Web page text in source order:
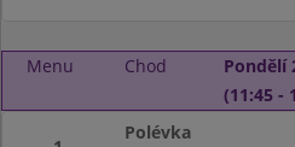
Menu Chod
Pondělí
(11:45 -
Polévka